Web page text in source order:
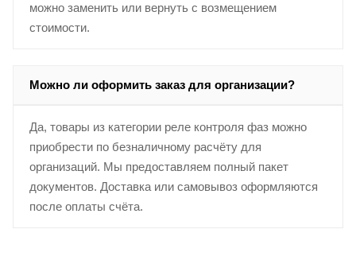
можно заменить или вернуть с возмещением
стоимости.
Можно ли оформить заказ для организации?
Да, товары из категории реле контроля фаз можно
приобрести по безналичному расчёту для
организаций. Мы предоставляем полный пакет
документов. Доставка или самовывоз оформляются
после оплаты счёта.